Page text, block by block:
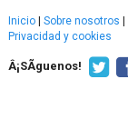
Inicio | Sobre nosotros |
Privacidad y cookies
Â¡SÃ­guenos!